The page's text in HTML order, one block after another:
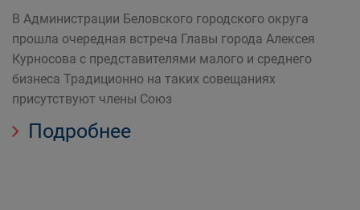
В Администрации Беловского городского округа
прошла очередная встреча Главы города Алексея
Курносова с представителями малого и среднего
бизнеса Традиционно на таких совещаниях
присутствуют члены Союз
Подробнее